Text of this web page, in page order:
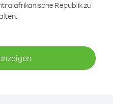
Republik zu